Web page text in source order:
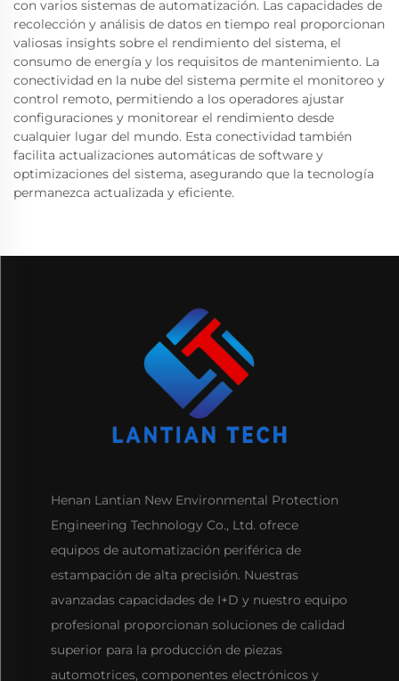
con varios sistemas de automatización. Las capacidades de
recolección y análisis de datos en tiempo real proporcionan
valiosas insights sobre el rendimiento del sistema, el
consumo de energía y los requisitos de mantenimiento. La
conectividad en la nube del sistema permite el monitoreo y
control remoto, permitiendo a los operadores ajustar
configuraciones y monitorear el rendimiento desde
cualquier lugar del mundo. Esta conectividad también
facilita actualizaciones automáticas de software y
optimizaciones del sistema, asegurando que la tecnología
permanezca actualizada y eficiente.
Henan Lantian New Environmental Protection
Engineering Technology Co., Ltd. ofrece
equipos de automatización periférica de
estampación de alta precisión. Nuestras
avanzadas capacidades de I+D y nuestro equipo
profesional proporcionan soluciones de calidad
superior para la producción de piezas
automotrices, componentes electrónicos y